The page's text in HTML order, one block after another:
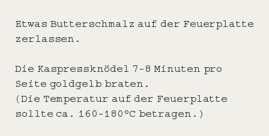
Etwas Butterschmalz auf der Feuerplatte
zerlassen.
Die Kaspressknödel 7-8 Minuten pro
Seite goldgelb braten.
(Die Temperatur auf der Feuerplatte
sollte ca. 160-180°C betragen.)